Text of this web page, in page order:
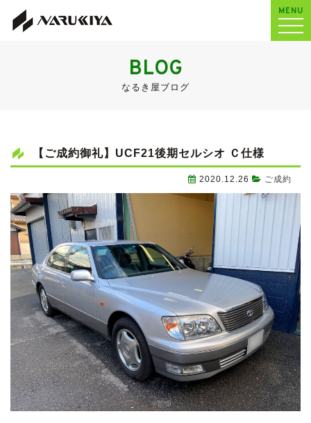
MENU
BLOG
なるき屋ブログ
【ご成約御礼】UCF21後期セルシオ Ｃ仕様
2020.12.26 ご成約